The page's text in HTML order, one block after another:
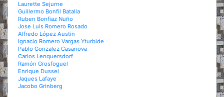
Laurette Sejurne
Guillermo Bonfil Batalla
Ruben Bonfiaz Nuño
Jose Luis Romero Rosado
Alfredo López Austin
Ignacio Romero Vargas Yturbide
Pablo Gonzalez Casanova
Carlos Lenquersdorf
Ramón Grosfoguel
Enrique Dussel
Jaques Lafaye
Jacobo Grinberg